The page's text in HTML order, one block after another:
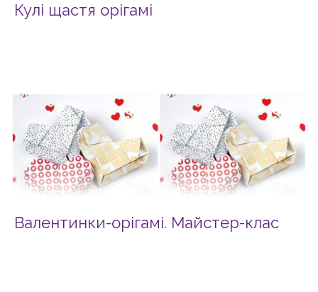
Кулі щастя орігамі
Валентинки-орігамі. Майстер-клас